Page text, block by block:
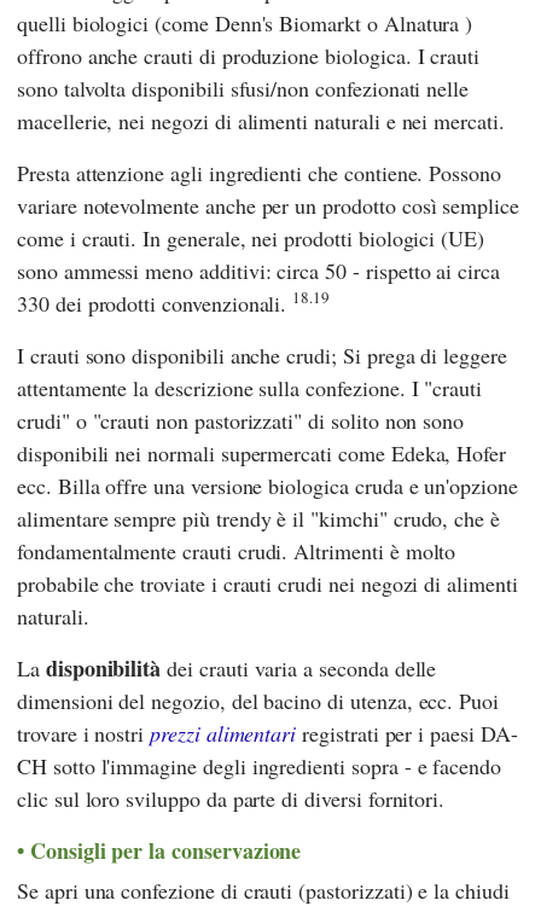
quelli biologici (come Denn's Biomarkto Alnatura )
offrono anche crauti di produzione biologica. I crauti
sono talvolta disponibili sfusi/non confezionati nelle
macellerie, nei negozi di alimenti naturali e nei mercati.
Presta attenzione agli ingredienti che contiene. Possono
variare notevolmente anche per un prodotto così semplice
come i crauti. In generale, nei prodotti biologici (UE)
sono ammessi meno additivi: circa 50 - rispetto ai circa
330 dei prodotti convenzionali. 18.19
I crauti sono disponibili anche crudi; Si prega di leggere
attentamente la descrizione sulla confezione. I "crauti
crudi" o "crauti non pastorizzati" di solito non sono
disponibili nei normali supermercati come Edeka, Hofer
ecc. Billa offre una versione biologica cruda e un'opzione
alimentare sempre più trendy è il "kimchi" crudo, che è
fondamentalmente crauti crudi. Altrimenti è molto
probabile che troviate i crauti crudi nei negozi di alimenti
naturali.
La disponibilità dei crauti varia a seconda delle
dimensioni del negozio, del bacino di utenza, ecc. Puoi
trovare i nostriprezzi alimentari registrati per i paesi DA-
CH sotto l'immagine degli ingredienti sopra - e facendo
clic sul loro sviluppo da parte di diversi fornitori.
Consigli per la conservazione
Se apri una confezione di crauti (pastorizzati) e la chiudi